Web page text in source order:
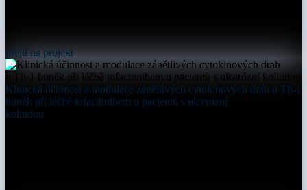
přejít na projekt
Klinická účinnost a modulace zánětlivých cytokinových drah u Th-1
buněk při léčbě tofacitinibem u pacientů s ulcerózní
kolitidou